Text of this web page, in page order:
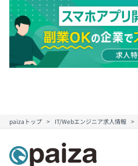
paizaトップ IT/Webエンジニア求人情報